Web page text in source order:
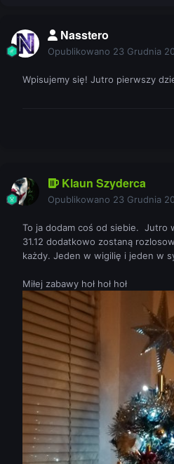
Nasstero
Opublikowano 23 Grudnia
Wpisujemy się! Jutro pierwszy
Klaun Szyderca
Opublikowano 23 Grudnia
To ja dodam coś od siebie. Jutro
31.12 dodatkowo zostaną
każdy. Jeden w wigilię i jeden w
Miłej zabawy hoł hoł hoł